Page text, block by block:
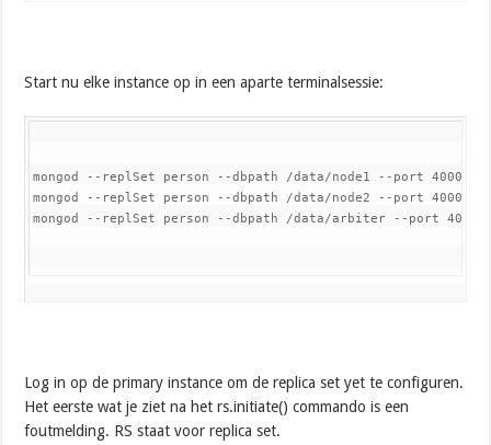
Start nu elke instance op in een aparte terminalsessie:
mongod --replSet person --dbpath /data/node1 --port 40001
mongod --replSet person --dbpath /data/node2 --port 40002
mongod --replSet person --dbpath /data/arbiter --port 40003
Log in op de primary instance om de replica set yet te configuren.
Het eerste wat je ziet na het rs.initiate() commando is een
foutmelding. RS staat voor replica set.